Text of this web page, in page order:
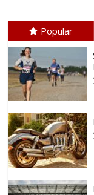
Popular